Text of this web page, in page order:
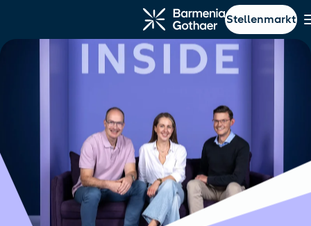
Stellenmarkt